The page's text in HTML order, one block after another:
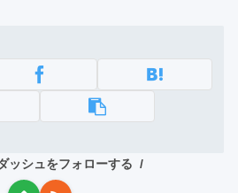
ッシュをフォローする